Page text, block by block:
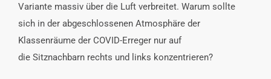
Variante massiv über die Luft verbreitet. Warum sollte
sich in der abgeschlossenen Atmosphäre der
Klassenräume der COVID-Erreger nur auf
die Sitznachbarn rechts und links konzentrieren?